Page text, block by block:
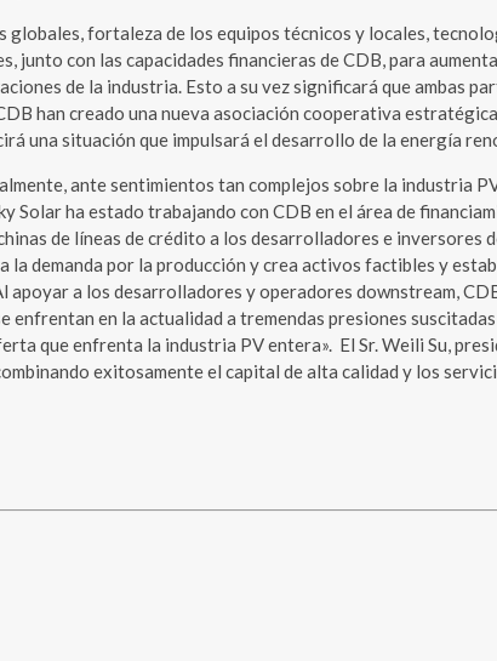
fortaleza de los equipos técnicos y locales,
con las capacidades financieras de CDB, para
de la industria. Esto a su vez significará que ambas
han creado una nueva asociación cooperativa
una situación que impulsará el desarrollo de la energía
ante sentimientos tan complejos sobre la industria
Solar ha estado trabajando con CDB en el área de
de líneas de crédito a los desarrolladores e inversores
demanda por la producción y crea activos factibles y
a los desarrolladores y operadores downstream,
enfrentan en la actualidad a tremendas presiones
que enfrenta la industria PV entera». El Sr. Weili Su,
exitosamente el capital de alta calidad y los